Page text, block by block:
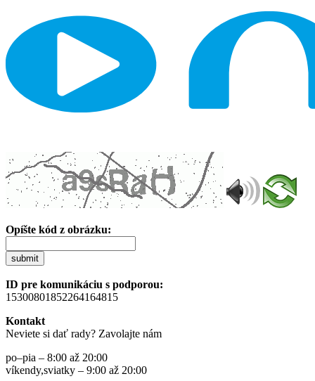
Opíšte kód z obrázku:
submit
ID pre komunikáciu s podporou:
15300801852264164815
Kontakt
Neviete si dať rady? Zavolajte nám
po–pia – 8:00 až 20:00
víkendy,sviatky – 9:00 až 20:00